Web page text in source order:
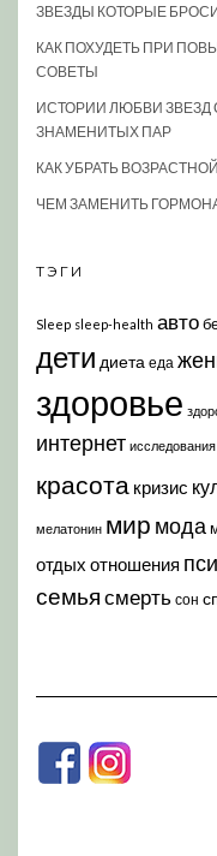
ЗВЕЗДЫ КОТОРЫЕ
КАК ПОХУДЕТЬ ПРИ
СОВЕТЫ
ИСТОРИИ ЛЮБВИ ЗВЕЗД
ЗНАМЕНИТЫХ ПАР
КАК УБРАТЬ
ЧЕМ ЗАМЕНИТЬ
ТЭГИ
Sleep sleep-health авто
дети диета еда
здоровье
интернет
красота кризис
мелатонин мир мода
отдых отношения
семья смерть сон